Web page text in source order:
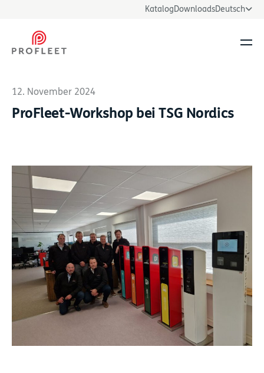
KatalogDownloadsDeutsch
12. November 2024
ProFleet-Workshop bei TSG Nordics